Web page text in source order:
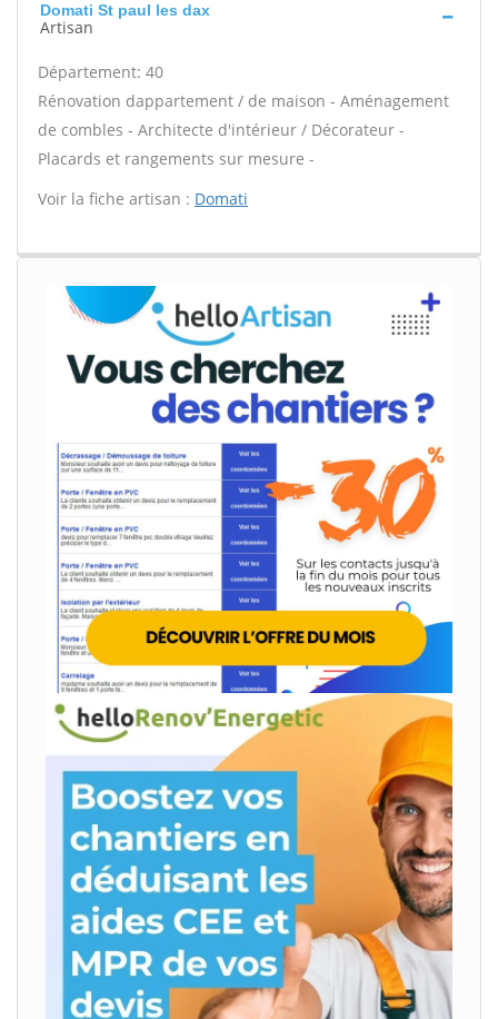
Domati St paul les dax
Artisan
Département: 40
Rénovation dappartement / de maison - Aménagement
de combles - Architecte d'intérieur / Décorateur -
Placards et rangements sur mesure -
Voir la fiche artisan : Domati